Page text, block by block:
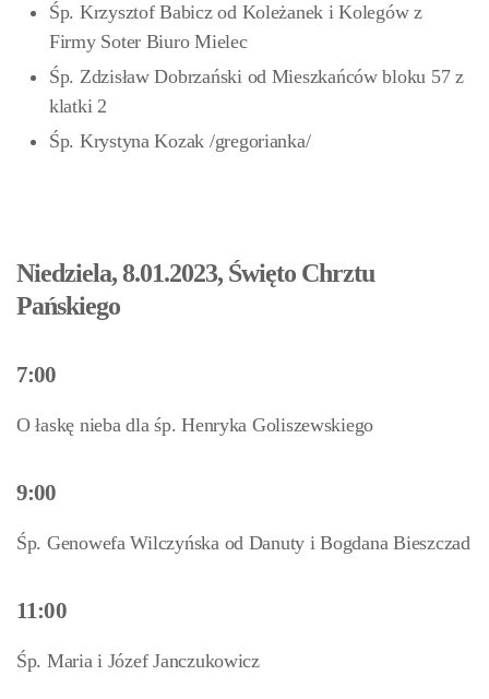
Śp. Krzysztof Babicz od Koleżanek i Kolegów z
Firmy Soter Biuro Mielec
Śp. Zdzisław Dobrzański od Mieszkańców bloku 57 z
klatki 2
Śp. Krystyna Kozak /gregorianka/
Niedziela, 8.01.2023, Święto Chrztu
Pańskiego
7:00
O łaskę nieba dla śp. Henryka Goliszewskiego
9:00
Śp. Genowefa Wilczyńska od Danuty i Bogdana Bieszczad
11:00
Śp. Maria i Józef Janczukowicz